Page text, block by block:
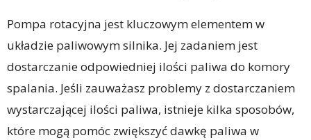
Pompa rotacyjna jest kluczowym elementem w
układzie paliwowym silnika. Jej zadaniem jest
dostarczanie odpowiedniej ilości paliwa do komory
spalania. Jeśli zauważasz problemy z dostarczaniem
wystarczającej ilości paliwa, istnieje kilka sposobów,
które mogą pomóc zwiększyć dawkę paliwa w